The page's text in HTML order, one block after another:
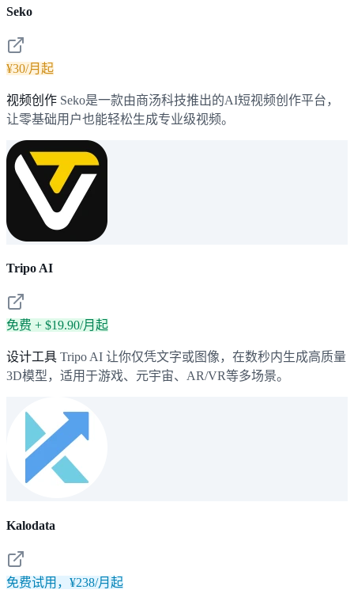
Seko
¥30/月起
视频创作 Seko是一款由商汤科技推出的AI短视频创作平台，
让零基础用户也能轻松生成专业级视频。
Tripo AI
免费 + $19.90/月起
设计工具 Tripo AI 让你仅凭文字或图像，在数秒内生成高质量
3D模型，适用于游戏、元宇宙、AR/VR等多场景。
Kalodata
免费试用，¥238/月起